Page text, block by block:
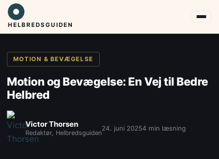
HELBREDSGUIDEN
MOTION & BEVÆGELSE
Motion og Bevægelse: En Vej til Bedre
Helbred
Victor Thorsen
Redaktør, Helbredsguiden
24. juni 20254 min læsning